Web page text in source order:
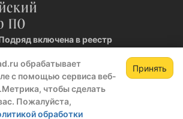
обрабатывает
с помощью сервиса веб-
чтобы сделать
Пожалуйста,
обработки
Принять
включена в реестр
от 06.02.2026